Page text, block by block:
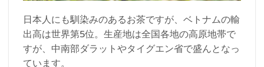
日本人にも馴染みのあるお茶ですが、ベトナムの輸
出高は世界第5位。生産地は全国各地の高原地帯で
すが、中南部ダラットやタイグエン省で盛んとなっ
ています。